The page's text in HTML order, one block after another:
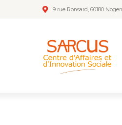
9 rue Ronsard, 60180